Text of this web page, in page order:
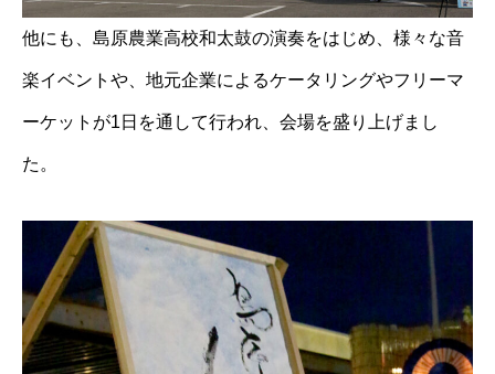
他にも、島原農業高校和太鼓の演奏をはじめ、様々な音
楽イベントや、地元企業によるケータリングやフリーマ
ーケットが1日を通して行われ、会場を盛り上げまし
た。